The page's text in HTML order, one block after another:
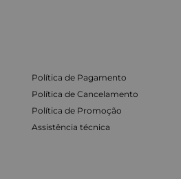
Política de Pagamento
Política de Cancelamento
Política de Promoção
Assistência técnica